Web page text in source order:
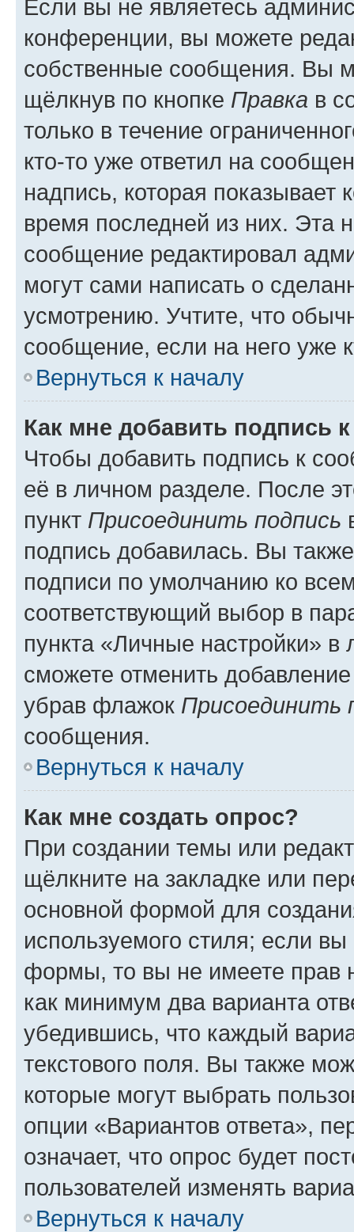
Если вы не являетесь
конференции, вы можете
собственные сообщения. Вы
щёлкнув по кнопке Правка в
только в течение
кто-то уже ответил на
надпись, которая показывает
время последней из них. Эта
сообщение редактировал
могут сами написать о
усмотрению. Учтите, что
сообщение, если на него уже
Вернуться к началу
Как мне добавить подпись
Чтобы добавить подпись к
её в личном разделе. После
пункт Присоединить подпись
подпись добавилась. Вы
подписи по умолчанию ко
соответствующий выбор в
пункта «Личные настройки»
сможете отменить
убрав флажок Присоединить
сообщения.
Вернуться к началу
Как мне создать опрос?
При создании темы или
щёлкните на закладке или
основной формой для
используемого стиля; если
формы, то вы не имеете прав
как минимум два варианта
убедившись, что каждый
текстового поля. Вы также
которые могут выбрать
опции «Вариантов ответа»,
означает, что опрос будет
пользователей изменять
Вернуться к началу